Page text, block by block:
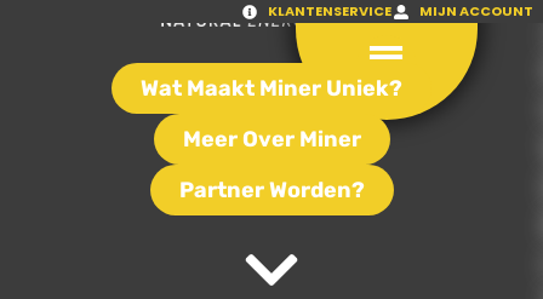
KLANTENSERVICE MIJN ACCOUNT
Wat Maakt Miner Uniek?
Meer Over Miner
Partner Worden?